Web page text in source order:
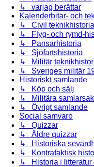
↳ varjag berättar
Kalenderbitar- och
↳ Civil teknikhistoria
↳ Flyg- och rymd-
↳ Pansarhistoria
↳ Sjöfartshistoria
↳ Militär
↳ Sveriges militär
Historiskt samlande
↳ Köp och sälj
↳ Militära
↳ Övrigt samlande
Social samvaro
↳ Quizzar
↳ Äldre quizzar
↳ Historiska
↳ Kontrafaktisk
↳ Historia i litteratur